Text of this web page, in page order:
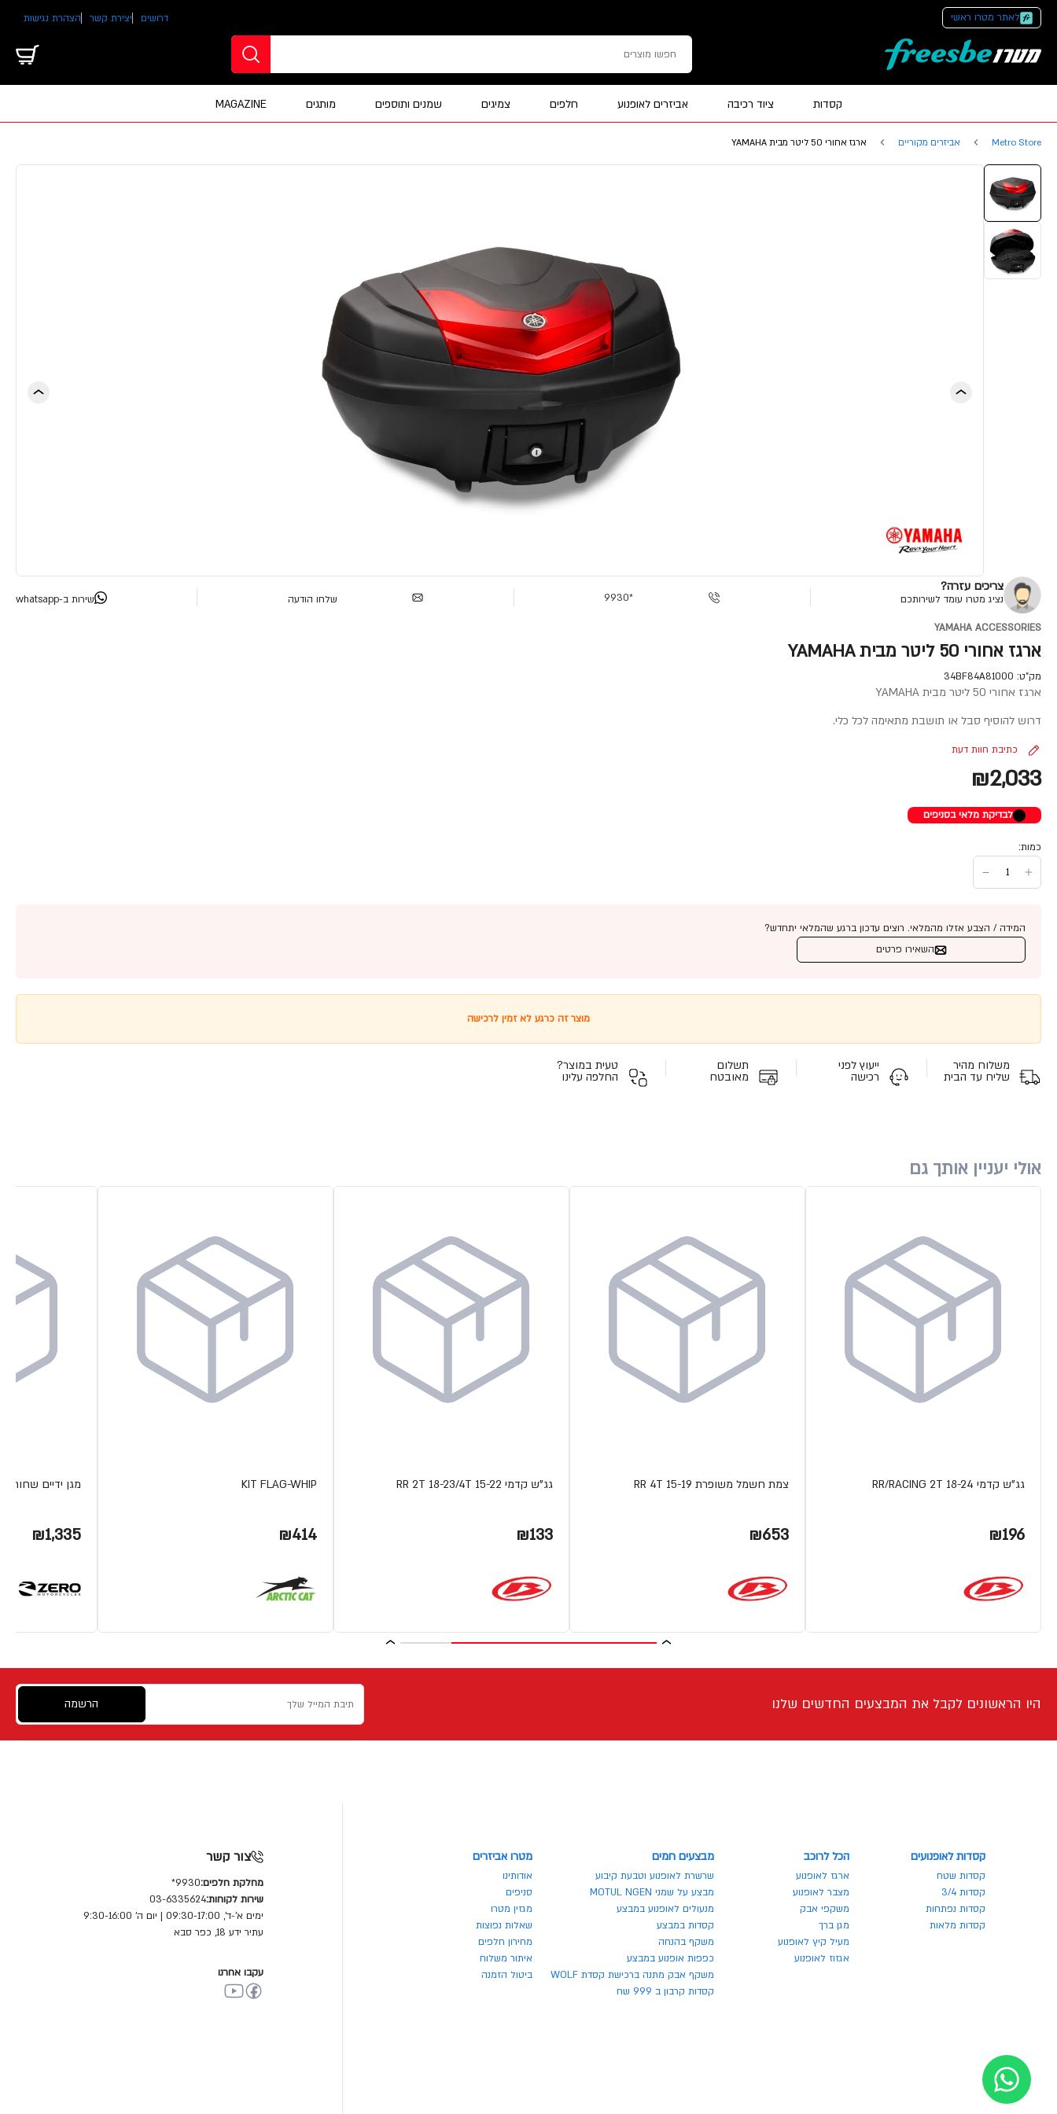
לאתר מטרו ראשי דרושים יצירת קשר הצהרת נגישות
קסדות ציוד רכיבה אביזרים לאופנוע חלפים צמיגים שמנים ותוספים מותגים MAGAZINE
Metro Store אביזרים מקוריים ארגז אחורי 50 ליטר מבית YAMAHA
צריכים עזרה?
נציג מטרו עומד לשירותכם *9930 שלחו הודעה שירות ב-whatsapp
YAMAHA ACCESSORIES
ארגז אחורי 50 ליטר מבית YAMAHA
מק"ט: 34BF84A81000
ארגז אחורי 50 ליטר מבית YAMAHA
דרוש להוסיף סבל או תושבת מתאימה לכל כלי.
כתיבת חוות דעת
₪2,033
לבדיקת מלאי בסניפים
כמות:
המידה / הצבע אזלו מהמלאי. רוצים עדכון ברגע שהמלאי יתחדש?
השאירו פרטים
מוצר זה כרגע לא זמין לרכישה
משלוח מהיר
שליח עד הבית
ייעוץ לפני
רכישה
תשלום
מאובטח
טעית במוצר?
החלפה עלינו
אולי יעניין אותך גם
גג"ש קדמי RR/RACING 2T 18-24
₪196
צמת חשמל משופרת RR 4T 15-19
₪653
גג"ש קדמי RR 2T 18-23/4T 15-22
₪133
KIT FLAG-WHIP
₪414
מגן ידיים שחור FX 19
₪1,335
היו הראשונים לקבל את המבצעים החדשים שלנו הרשמה
קסדות לאופנועים
קסדות שטח
קסדות 3/4
קסדות נפתחות
קסדות מלאות
הכל לרוכב
ארגז לאופנוע
מצבר לאופנוע
משקפי אבק
מגן ברך
מעיל קיץ לאופנוע
אגזוז לאופנוע
מבצעים חמים
שרשרת לאופנוע וטבעת קיבוע
מבצע על שמני MOTUL NGEN
מנעולים לאופנוע במבצע
קסדות במבצע
משקף בהנחה
כפפות אופנוע במבצע
משקף אבק מתנה ברכישת קסדת WOLF
קסדות קרבון ב 999 שח
מטרו אביזרים
אודותינו
סניפים
מגזין מטרו
שאלות נפוצות
מחירון חלפים
איתור משלוח
ביטול הזמנה
צור קשר
מחלקת חלפים:9930*
שירות לקוחות:03-6335624
ימים א'-ד', 09:30-17:00 | יום ה' 9:30-16:00
עתיר ידע 18, כפר סבא
עקבו אחרנו